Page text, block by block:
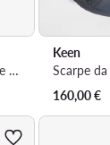
Scarpe da trekking · Targhee IV Wp 1030691 · Verde
Keen
160,00€